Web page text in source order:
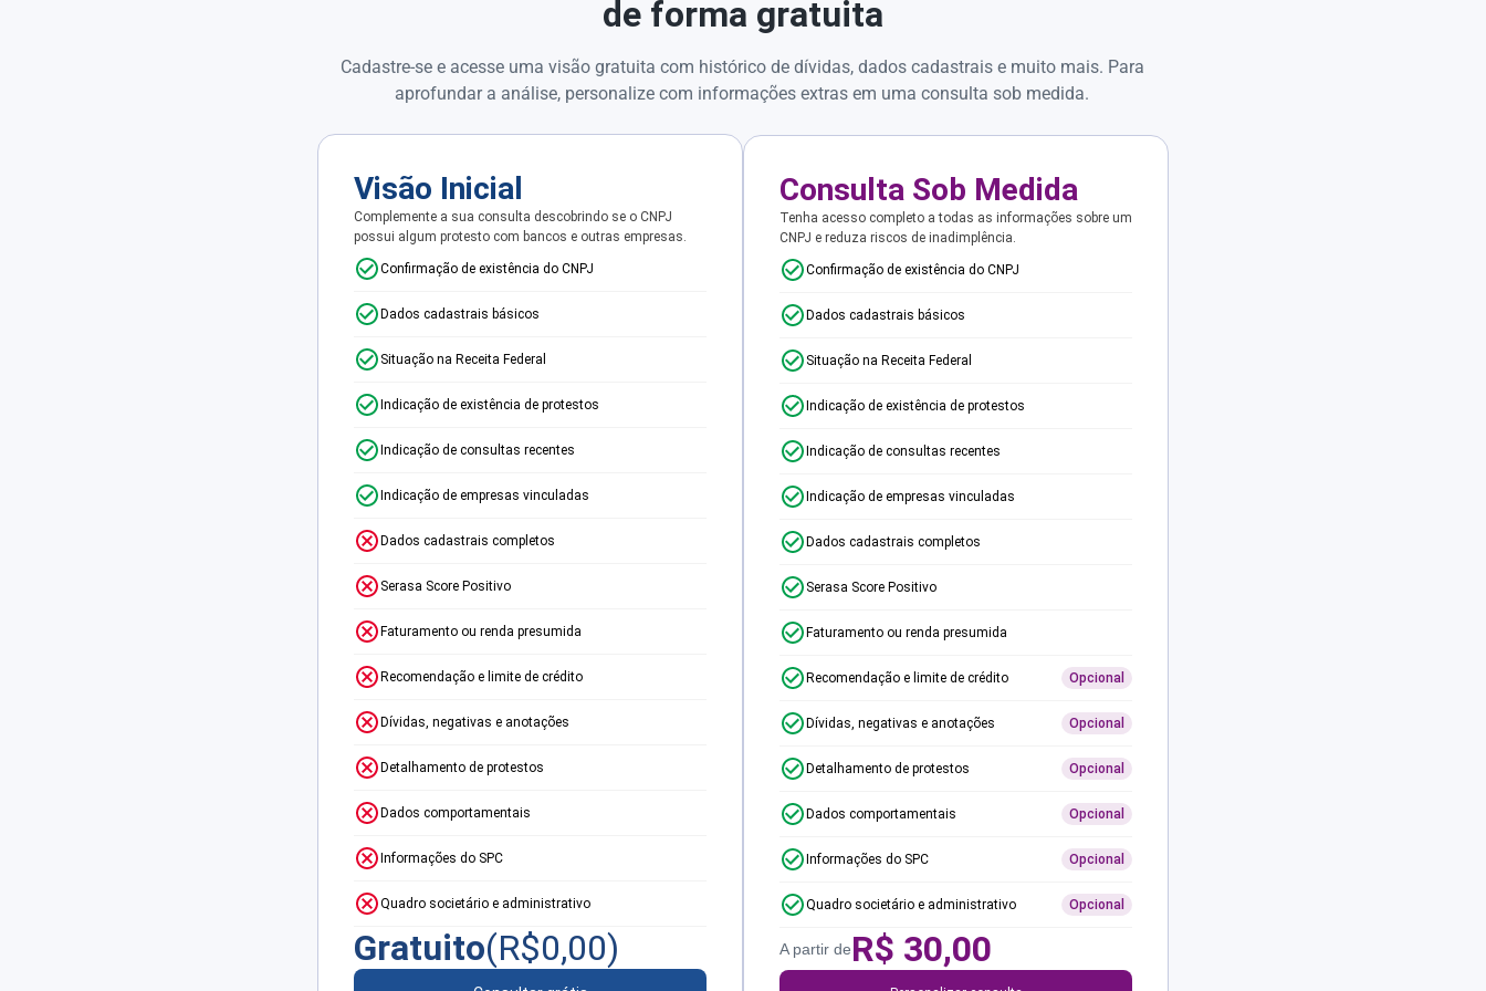
de forma gratuita
Cadastre-se e acesse uma visão gratuita com histórico de dívidas, dados cadastrais e muito mais. Para
aprofundar a análise, personalize com informações extras em uma consulta sob medida.
Visão Inicial
Complemente a sua consulta descobrindo se o CNPJ
possui algum protesto com bancos e outras empresas.
Confirmação de existência do CNPJ
Dados cadastrais básicos
Situação na Receita Federal
Indicação de existência de protestos
Indicação de consultas recentes
Indicação de empresas vinculadas
Dados cadastrais completos
Serasa Score Positivo
Faturamento ou renda presumida
Recomendação e limite de crédito
Dívidas, negativas e anotações
Detalhamento de protestos
Dados comportamentais
Informações do SPC
Quadro societário e administrativo
Gratuito(R$0,00)
Consulta Sob Medida
Tenha acesso completo a todas as informações sobre um
CNPJ e reduza riscos de inadimplência.
Confirmação de existência do CNPJ
Dados cadastrais básicos
Situação na Receita Federal
Indicação de existência de protestos
Indicação de consultas recentes
Indicação de empresas vinculadas
Dados cadastrais completos
Serasa Score Positivo
Faturamento ou renda presumida
Recomendação e limite de crédito Opcional
Dívidas, negativas e anotações Opcional
Detalhamento de protestos Opcional
Dados comportamentais Opcional
Informações do SPC Opcional
Quadro societário e administrativo Opcional
A partir deR$ 30,00